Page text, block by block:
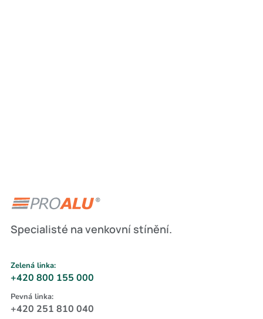
Specialisté na venkovní stínění.
Zelená linka:
+420 800 155 000
Pevná linka:
+420 251 810 040